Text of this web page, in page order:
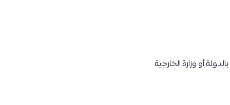
أو وزارة الخارجية